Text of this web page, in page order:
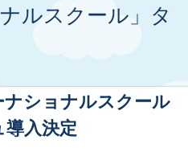
ルスクール」タ
ナショナルスクール
入決定